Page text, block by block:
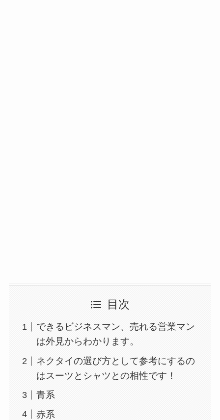
目次
できるビジネスマン、売れる営業マン
は外見からわかります。
ネクタイの選び方として参考にするの
はスーツとシャツとの相性です！
青系
赤系